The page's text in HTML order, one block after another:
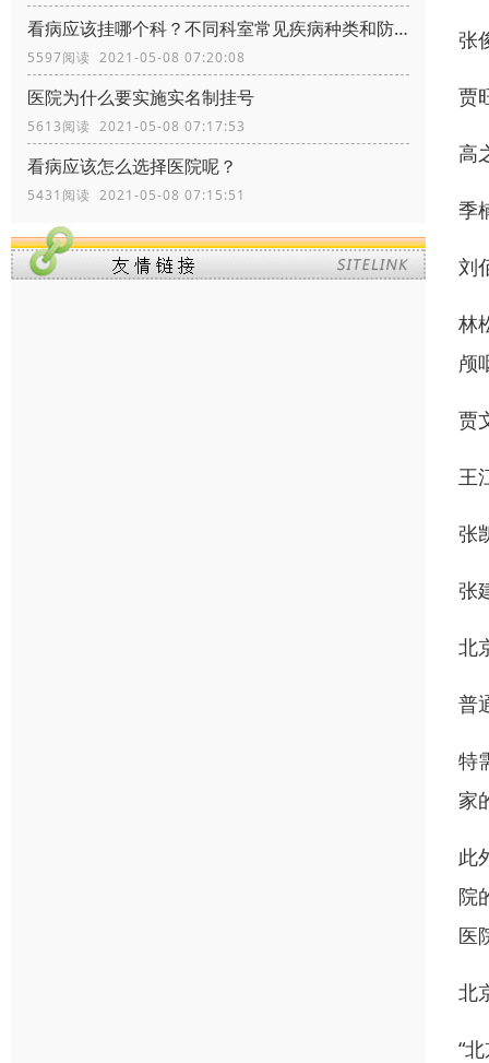
看病应该挂哪个科？不同科室常见疾病种类和防治
5597阅读 2021-05-08 07:20:08
医院为什么要实施实名制挂号
5613阅读 2021-05-08 07:17:53
看病应该怎么选择医院呢？
5431阅读 2021-05-08 07:15:51
张
贾
高
季
刘
林
颅
贾
王
张
张
北
普
特
家
此
院
医
北
“